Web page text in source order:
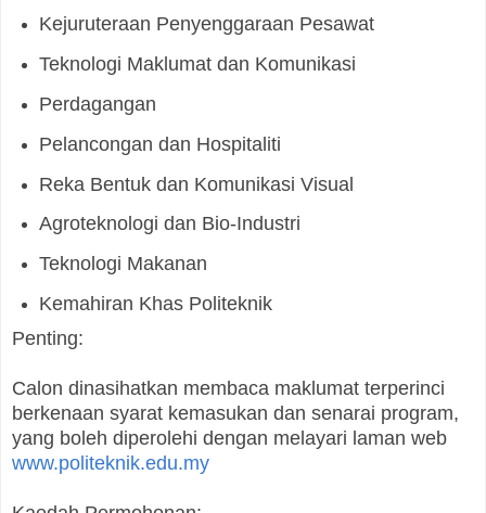
Kejuruteraan Penyenggaraan Pesawat
Teknologi Maklumat dan Komunikasi
Perdagangan
Pelancongan dan Hospitaliti
Reka Bentuk dan Komunikasi Visual
Agroteknologi dan Bio-Industri
Teknologi Makanan
Kemahiran Khas Politeknik
Penting:
Calon dinasihatkan membaca maklumat terperinci
berkenaan syarat kemasukan dan senarai program,
yang boleh diperolehi dengan melayari laman web
www.politeknik.edu.my